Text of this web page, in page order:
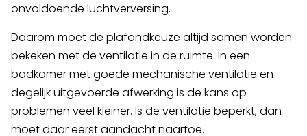
onvoldoende luchtverversing.
Daarom moet de plafondkeuze altijd samen worden
bekeken met de ventilatie in de ruimte. In een
badkamer met goede mechanische ventilatie en
degelijk uitgevoerde afwerking is de kans op
problemen veel kleiner. Is de ventilatie beperkt, dan
moet daar eerst aandacht naartoe.